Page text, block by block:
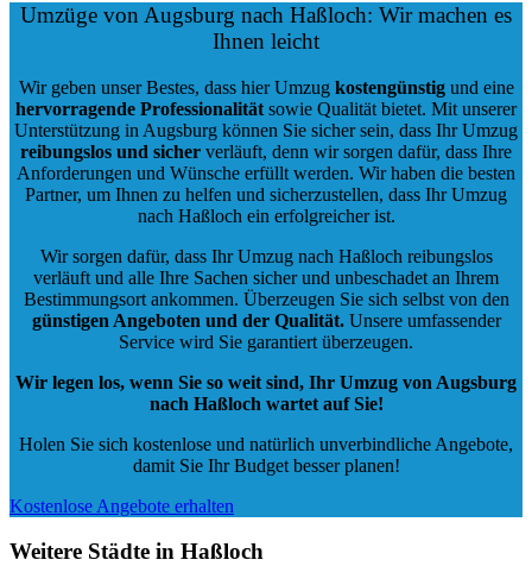
Umzüge von Augsburg nach Haßloch: Wir machen es
Ihnen leicht
Wir geben unser Bestes, dass hier Umzug kostengünstigund eine
hervorragende Professionalität sowie Qualität bietet. Mit unserer
Unterstützung in Augsburg können Sie sicher sein, dass Ihr Umzug
reibungslos und sicher verläuft, denn wir sorgen dafür, dass Ihre
Anforderungen und Wünsche erfüllt werden. Wir haben die besten
Partner, um Ihnen zu helfen und sicherzustellen, dass Ihr Umzug
nach Haßloch ein erfolgreicher ist.
Wir sorgen dafür, dass Ihr Umzug nach Haßloch reibungslos
verläuft und alle Ihre Sachen sicher und unbeschadet an Ihrem
Bestimmungsort ankommen. Überzeugen Sie sich selbst von den
günstigen Angeboten und der Qualität.Unsere umfassender
Service wird Sie garantiert überzeugen.
Wir legen los, wenn Sie so weit sind, Ihr Umzug von Augsburg
nach Haßloch wartet auf Sie!
Holen Sie sich kostenlose und natürlich unverbindliche Angebote,
damit Sie Ihr Budget besser planen!
Kostenlose Angebote erhalten
Weitere Städte in Haßloch